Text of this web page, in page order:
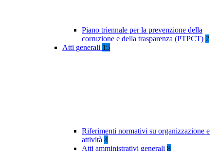
Piano triennale per la prevenzione della
corruzione e della trasparenza (PTPCT) 2
Atti generali 15
Riferimenti normativi su organizzazione e
attività 4
Atti amministrativi generali 8